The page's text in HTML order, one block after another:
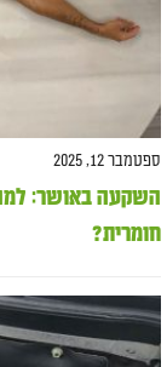
ספטמבר 12, 2025
השקעה באושר:
חומרית?